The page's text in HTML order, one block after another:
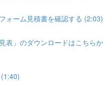
ーム見積書を確認する (2:03)
」のダウンロードはこちらか